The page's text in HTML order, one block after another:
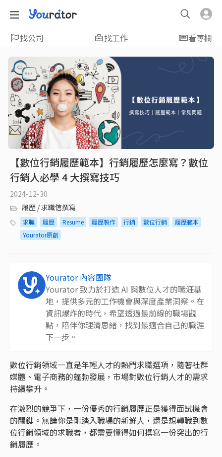
找公司 找工作 看專欄
【數位行銷履歷範本】行銷履歷怎麼寫？數位
行銷人必學 4 大撰寫技巧
2024-12-30
履歷 / 求職信撰寫
求職 履歷 Resume 履歷製作 行銷 數位行銷
履歷範本
Yourator原創
Yourator 內容團隊
Yourator 致力於打造 AI 與數位人才的職涯基
地，提供多元的工作機會與深度產業洞察。在
資訊爆炸的時代，希望透過最前線的職場觀
點，陪伴你理清思緒，找到最適合自己的職涯
下一步。
數位行銷領域一直是年輕人才的熱門求職選項，隨著社群
媒體、電子商務的蓬勃發展，市場對數位行銷人才的需求
持續攀升。
在激烈的競爭下，一份優秀的行銷履歷正是獲得面試機會
的關鍵。無論你是剛踏入職場的新鮮人，還是想轉職到數
位行銷領域的求職者，都需要懂得如何撰寫一份突出的行
銷履歷。